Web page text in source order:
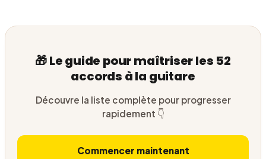
🎁 Le guide pour maîtriser les 52
accords à la guitare
Découvre la liste complète pour progresser
rapidement 👇
Commencer maintenant